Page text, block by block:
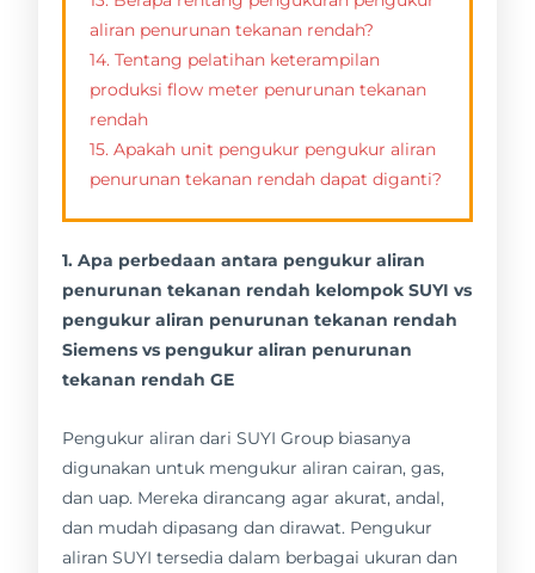
aliran penurunan tekanan rendah?
14. Tentang pelatihan keterampilan
produksi flow meter penurunan tekanan
rendah
15. Apakah unit pengukur pengukur aliran
penurunan tekanan rendah dapat diganti?
1. Apa perbedaan antara pengukur aliran
penurunan tekanan rendah kelompok SUYI vs
pengukur aliran penurunan tekanan rendah
Siemens vs pengukur aliran penurunan
tekanan rendah GE
Pengukur aliran dari SUYI Group biasanya
digunakan untuk mengukur aliran cairan, gas,
dan uap. Mereka dirancang agar akurat, andal,
dan mudah dipasang dan dirawat. Pengukur
aliran SUYI tersedia dalam berbagai ukuran dan